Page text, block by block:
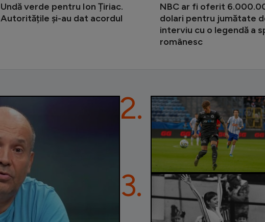
Undă verde pentru Ion Țiriac.
Autoritățile și-au dat acordul
NBC ar fi oferit
dolari pentru jumătate
interviu cu o legendă a
românesc
2.
3.